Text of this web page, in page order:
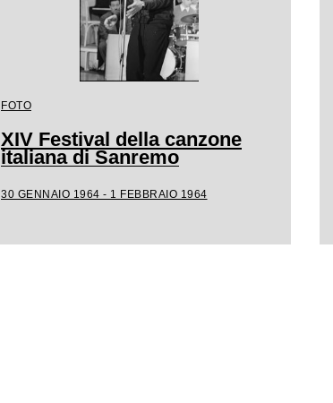
FOTO
XIV Festival della canzone
italiana di Sanremo
30 GENNAIO 1964 - 1 FEBBRAIO 1964